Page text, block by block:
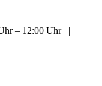
– 12:00 Uhr |